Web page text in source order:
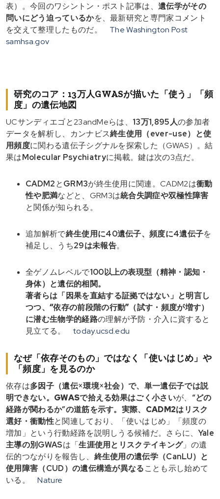
表）。今回のワシントン・ポスト記事は、遺伝学がその
問いにどう迫っているかを、最新研究と専門家コメント
を交えて整理したものだ。
The Washington Post
samhsa.gov
研究のコア：13万人GWASが描いた「使う」「頻
度」の遺伝地図
UCサンディエゴと23andMeらは、 13万1,895人の参加者
データを解析し、カンナビス終生使用（ever-use） と使
用頻度に関わる遺伝子シグナルを探索した（GWAS）。結
果はMolecular Psychiatryに掲載。鍵は次の3点だ。
CADM2とGRM3が終生使用に関連。CADM2は衝動
性や肥満などと、GRM3は統合失調症や双極性障害
と関係が知られる。
追加解析で終生使用に40遺伝子、頻度に4遺伝子を
補足し、うち29は未報告。
全ゲノムレベルで100以上の表現型（精神・認知・
身体） と遺伝的相関。
著者らは「 因果を直結する証拠ではない 」と明言し
つつ、“依存の前段階の行動”（試す・頻度が増す）
に潜む生物学的経路の理解が予防・介入に資すると
見立てる。
today.ucsd.edu
なぜ「依存そのもの」ではなく「使いはじめ」や
「頻度」を見るのか
依存は多因子（遺伝×環境×社会）で、単一遺伝子では説
明できない。GWASで拾える効果はごく小さいが、 “どの
経路が関わるか”の道筋を示す。実際、 CADM2はリスク
選好・衝動性と関連しており、「使いはじめ」「頻度の
増加」という行動経路を説明しうる候補だ。さらに、Yale
主導の別GWASは「生涯使用とリスクテイキング」の遺
伝的つながりを報告し、 終生使用の遺伝学（CanLU） と
使用障害（CUD） の遺伝構造が異なることも示し始めて
いる。
Nature